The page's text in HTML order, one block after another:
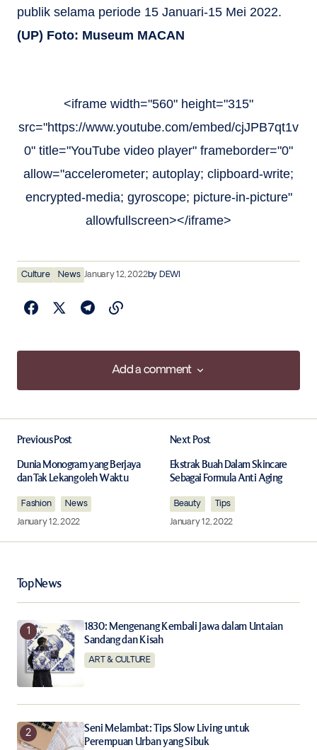
publik selama periode 15 Januari-15 Mei 2022.
(UP) Foto: Museum MACAN
<iframe width="560" height="315"
src="https://www.youtube.com/embed/cjJPB7qt1v
0" title="YouTube video player" frameborder="0"
allow="accelerometer; autoplay; clipboard-write;
encrypted-media; gyroscope; picture-in-picture"
allowfullscreen></iframe>
Culture News January 12, 2022by DEWI
Add a comment
Add a comment
Required fields are marked*
Comment
Your E-mail*
Save my name, email, and website in this browser for
the next time I comment.
Notify me of follow-up comments by email.
Previous Post
Dunia Monogram yang Berjaya
dan Tak Lekang oleh Waktu
Fashion
News
January 12, 2022
Next Post
Ekstrak Buah Dalam Skincare
Sebagai Formula Anti Aging
Beauty
Tips
January 12, 2022
Top News
1830: Mengenang Kembali Jawa dalam Untaian
Sandang dan Kisah
ART & CULTURE
Seni Melambat: Tips Slow Living untuk
Perempuan Urban yang Sibuk